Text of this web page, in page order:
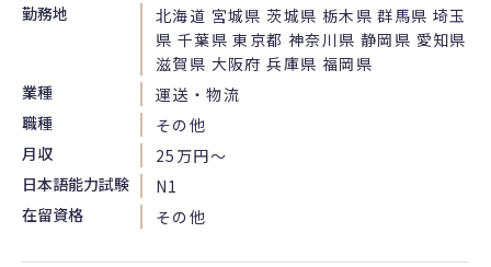
勤務地
北海道 宮城県 茨城県 栃木県 群馬県 埼玉
県 千葉県 東京都 神奈川県 静岡県 愛知県
滋賀県 大阪府 兵庫県 福岡県
業種
運送・物流
職種
その他
月収
25万円〜
日本語能力試験
N1
在留資格
その他